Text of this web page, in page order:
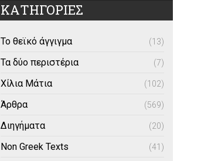
ΚΑΤΗΓΟΡΙΕΣ
Το θεϊκό άγγιγμα (13)
Τα δύο περιστέρια (7)
Χίλια Μάτια (102)
Άρθρα (569)
Διηγήματα (20)
Non Greek Texts (41)